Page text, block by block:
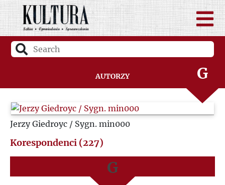
Autorzy
D
F
G
H
J
Jerzy Giedroyc / Sygn. min000
Korespondenci (227)
A
B
C
D
G